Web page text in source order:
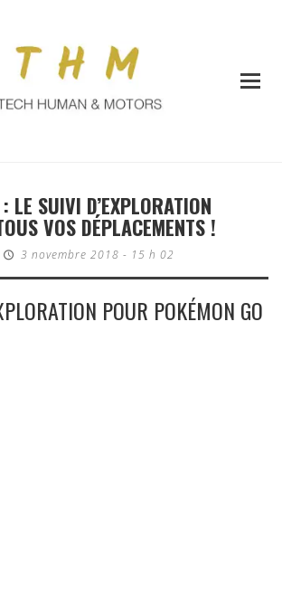
LE SUIVI D’EXPLORATION
VOS DÉPLACEMENTS !
3 novembre 2018 - 15 h 02
POUR POKÉMON GO